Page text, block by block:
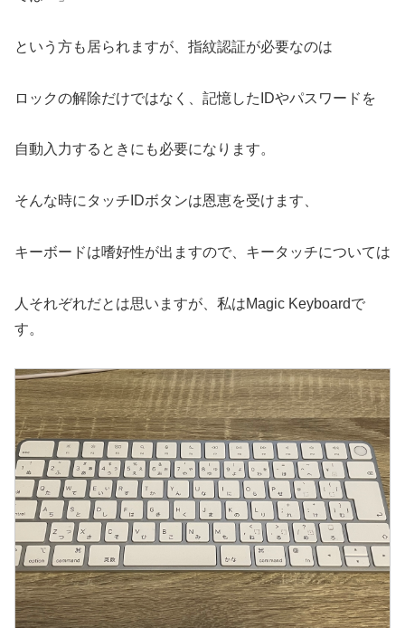
という方も居られますが、指紋認証が必要なのは
ロックの解除だけではなく、記憶したIDやパスワードを
自動入力するときにも必要になります。
そんな時にタッチIDボタンは恩恵を受けます、
キーボードは嗜好性が出ますので、キータッチについては
人それぞれだとは思いますが、私はMagic Keyboardで
す。